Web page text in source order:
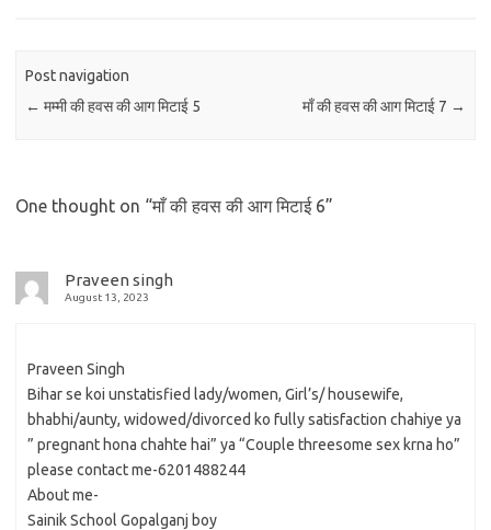
Post navigation
← मम्मी की हवस की आग मिटाई 5 माँ की हवस की आग मिटाई 7 →
One thought on “माँ की हवस की आग मिटाई 6”
Praveen singh
August 13, 2023
Praveen Singh
Bihar se koi unstatisfied lady/women, Girl’s/ housewife,
bhabhi/aunty, widowed/divorced ko fully satisfaction chahiye ya
” pregnant hona chahte hai” ya “Couple threesome sex krna ho”
please contact me-6201488244
About me-
Sainik School Gopalganj boy